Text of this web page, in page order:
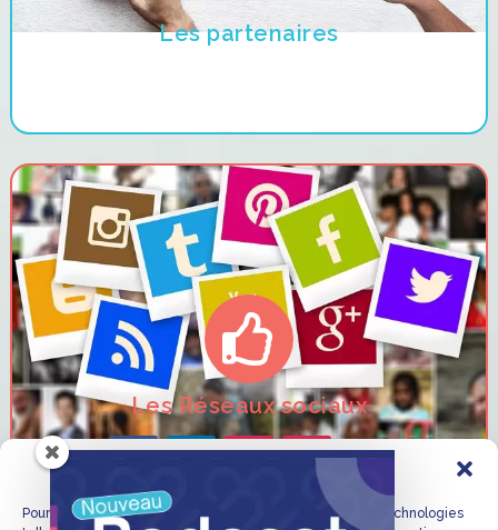
Gérer le consentement
Pour offrir les meilleures expériences, nous utilisons des technologies
Les partenaires

Les Réseaux sociaux